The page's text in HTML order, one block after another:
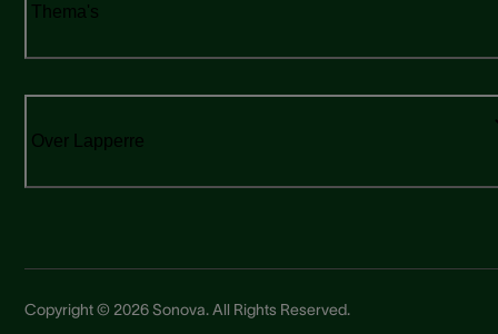
Thema's
Over Lapperre
Copyright © 2026 Sonova. All Rights Reserved.